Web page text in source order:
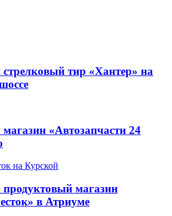
тир «Хантер» на
«Автозапчасти 24
магазин
в Атриуме